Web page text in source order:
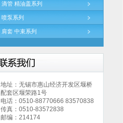
滴管 精油盖系列
喷泵系列
肩套 中束系列
地址：无锡市惠山经济开发区堰桥
配套区堰荣路1号
电话：0510-88770666 83570838
传真：0510-83572838
邮编：214174